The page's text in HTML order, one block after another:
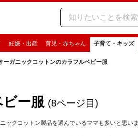
妊娠・出産 育児・赤ちゃん 子育て・キッズ
ーガニックコットンのカラフルベビー服
ー服 (8ページ目)
ックコットン製品を選んでいるママも多いと思いま